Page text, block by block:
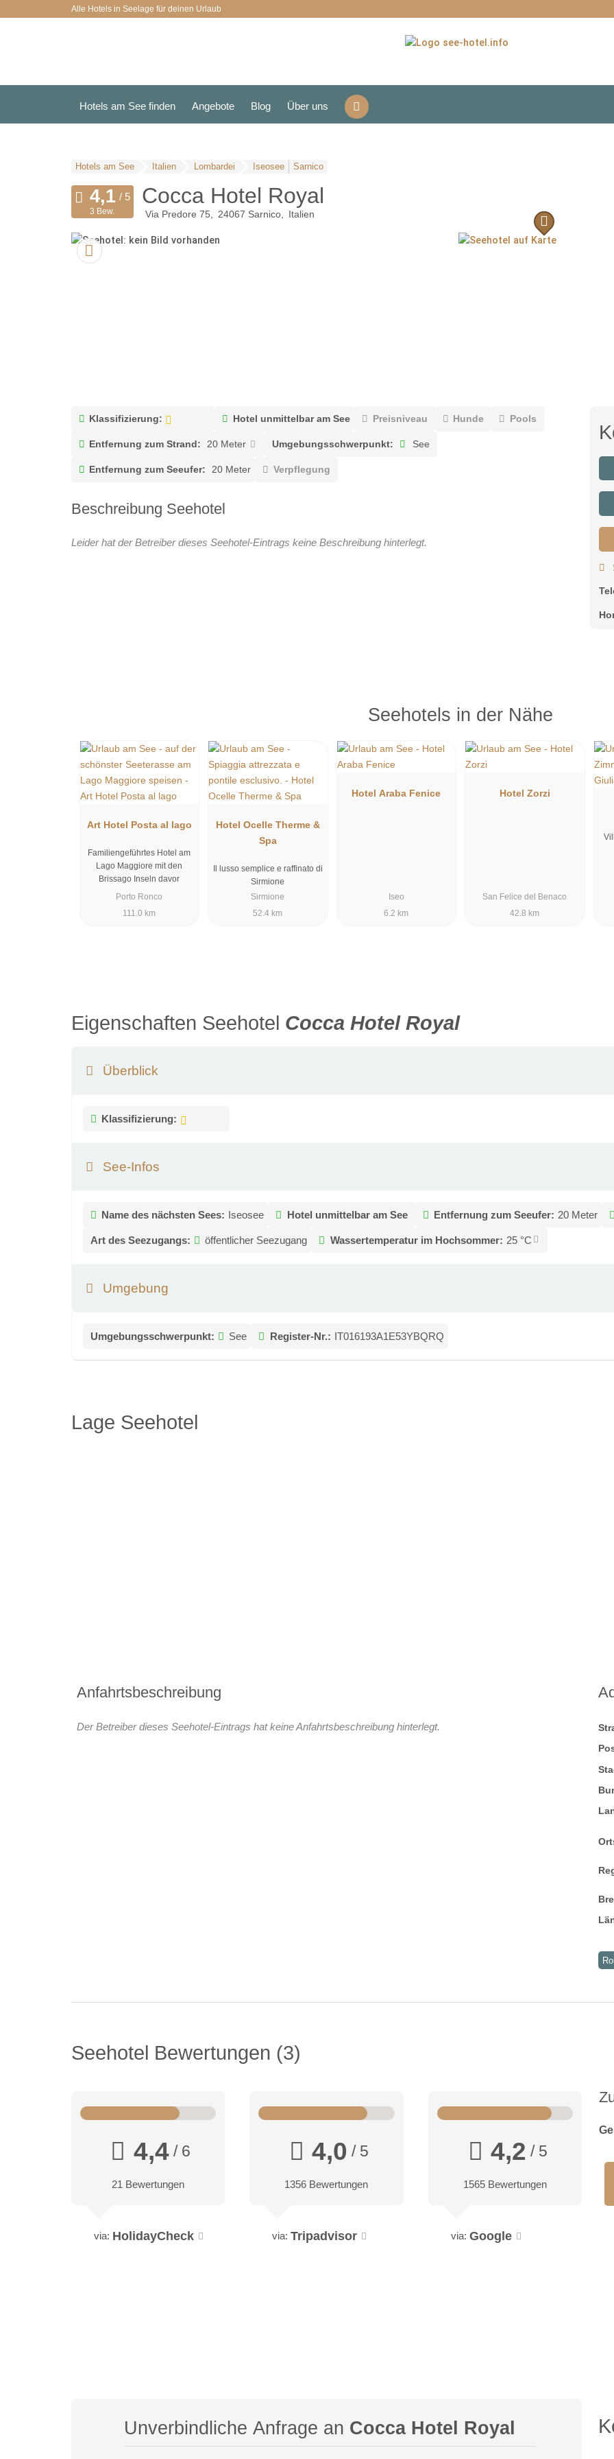
Alle Hotels in Seelage für deinen Urlaub
Hotels am See finden Angebote Blog Über uns
Hotels am See Italien Lombardei Iseosee Sarnico
Cocca Hotel Royal
Via Predore 75 24067 Sarnico Italien
3 Bew.
Klassifizierung: Hotel unmittelbar am See Preisniveau Hunde Pools
Entfernung zum Strand: 20 Meter Umgebungsschwerpunkt: See
Entfernung zum Seeufer: 20 Meter Verpflegung
Beschreibung Seehotel
Leider hat der Betreiber dieses Seehotel-Eintrags keine Beschreibung hinterlegt.
Seehotels in der Nähe
Art Hotel Posta al lago
Familiengeführtes Hotel am
Lago Maggiore mit den
Brissago Inseln davor
Porto Ronco
111.0 km
Hotel Ocelle Therme &
Spa
Il lusso semplice e raffinato di
Sirmione
Sirmione
52.4 km
Hotel Araba Fenice
Iseo
6.2 km
Hotel Zorzi
San Felice del Benaco
42.8 km
Eigenschaften Seehotel Cocca Hotel Royal
Überblick
Klassifizierung:
See-Infos
Name des nächsten Sees: Iseosee Hotel unmittelbar am See Entfernung zum Seeufer: 20 Meter
Art des Seezugangs: öffentlicher Seezugang Wassertemperatur im Hochsommer: 25 °C
Umgebung
Umgebungsschwerpunkt: See Register-Nr.: IT016193A1E53YBQRQ
Lage Seehotel
Anfahrtsbeschreibung
Der Betreiber dieses Seehotel-Eintrags hat keine Anfahrtsbeschreibung hinterlegt.
Seehotel Bewertungen 3
4,4/ 6
21 Bewertungen
via: HolidayCheck
4,0 / 5
1356 Bewertungen
via: Tripadvisor
4,2 / 5
1565 Bewertungen
via: Google
Unverbindliche Anfrage an Cocca Hotel Royal